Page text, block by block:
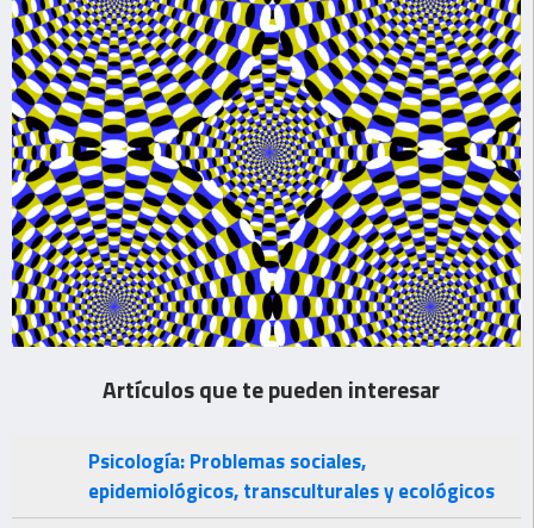
Artículos que te pueden interesar
Psicología: Problemas sociales,
epidemiológicos, transculturales y ecológicos